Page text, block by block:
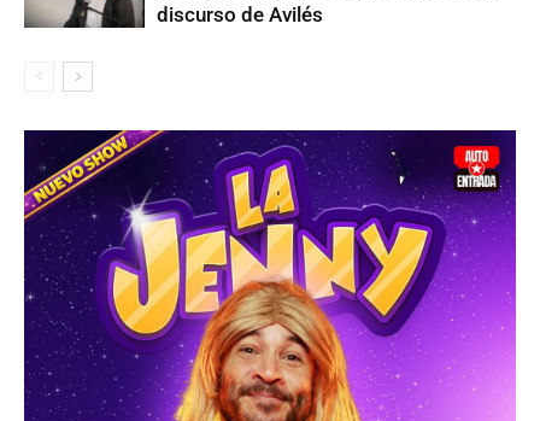
discurso de Avilés